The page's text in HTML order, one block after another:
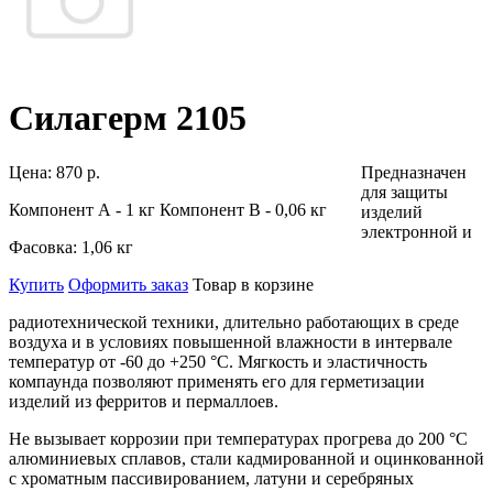
Силагерм 2105
Цена: 870 р.
Компонент А - 1 кг Компонент В - 0,06 кг
Фасовка: 1,06 кг
Купить Оформить заказ Товар в корзине
Предназначен
для защиты
изделий
электронной и
радиотехнической техники, длительно работающих в среде
воздуха и в условиях повышенной влажности в интервале
температур от -60 до +250 °С. Мягкость и эластичность
компаунда позволяют применять его для герметизации
изделий из ферритов и пермаллоев.
Не вызывает коррозии при температурах прогрева до 200 °С
алюминиевых сплавов, стали кадмированной и оцинкованной
с хроматным пассивированием, латуни и серебряных